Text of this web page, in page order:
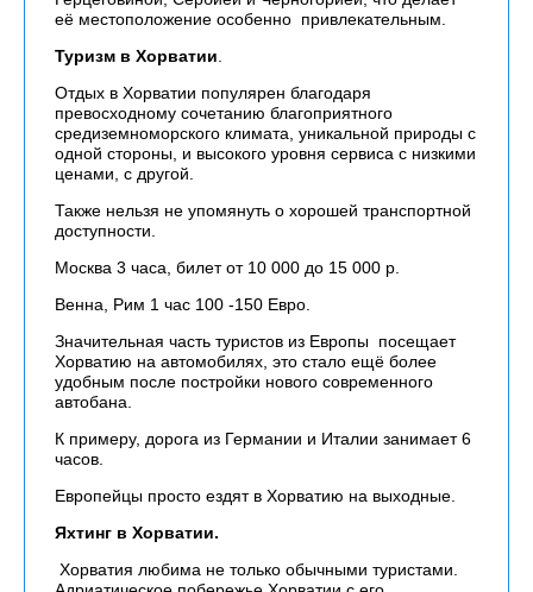
её местоположение особенно привлекательным.
Туризм в Хорватии
Отдых в Хорватии популярен благодаря
превосходному сочетанию благоприятного
средиземноморского климата, уникальной природы с
одной стороны, и высокого уровня сервиса с низкими
ценами, с другой.
Также нельзя не упомянуть о хорошей транспортной
доступности.
Москва 3 часа, билет от 10 000 до 15 000 р.
Венна, Рим 1 час 100 -150 Евро.
Значительная часть туристов из Европы посещает
Хорватию на автомобилях, это стало ещё более
удобным после постройки нового современного
автобана.
К примеру, дорога из Германии и Италии занимает 6
часов.
Европейцы просто ездят в Хорватию на выходные.
Яхтинг в Хорватии.
Хорватия любима не только обычными туристами.